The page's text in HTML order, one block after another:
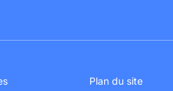
Plan du site